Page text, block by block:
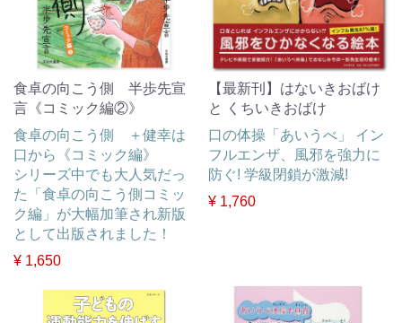
食卓の向こう側 半歩先宣
言《コミック編②》
食卓の向こう側 ＋健幸は
口から《コミック編》
シリーズ中でも大人気だっ
た「食卓の向こう側コミッ
ク編」が大幅加筆され新版
として出版されました！
¥ 1,650
【最新刊】はないきおばけ
と くちいきおばけ
口の体操「あいうべ」 イン
フルエンザ、風邪を強力に
防ぐ! 学級閉鎖が激減!
¥ 1,760